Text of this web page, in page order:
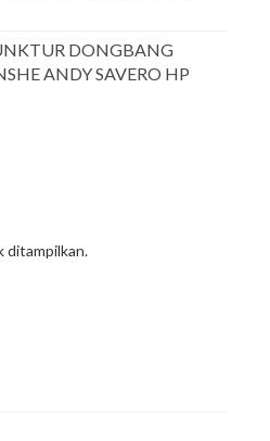
DONGBANG
ANDY SAVERO HP
ditampilkan.